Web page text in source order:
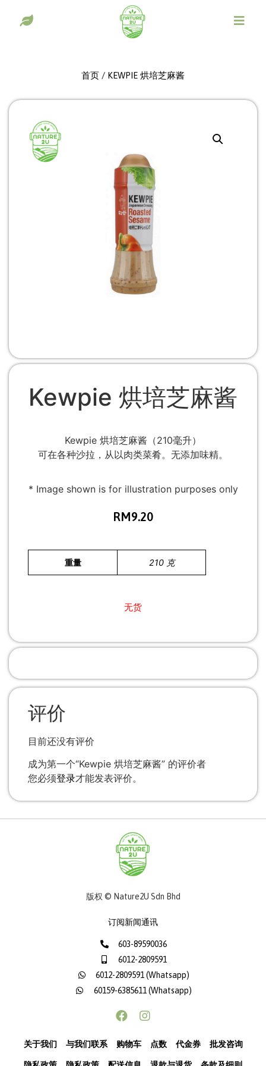
首页 / KEWPIE 烘培芝麻酱
Kewpie 烘培芝麻酱
Kewpie 烘培芝麻酱（210毫升）
可在各种沙拉，从以肉类菜肴。无添加味精。
* Image shown is for illustration purposes only
RM9.20
重量 210 克
无货
评价
目前还没有评价
成为第一个“Kewpie 烘培芝麻酱” 的评价者
您必须登录才能发表评价。
版权 © Nature2U Sdn Bhd
订阅新闻通讯
603-89590036
6012-2809591
6012-2809591 (Whatsapp)
60159-6385611 (Whatsapp)
关于我们 与我们联系 购物车 点数 代金券 批发咨询